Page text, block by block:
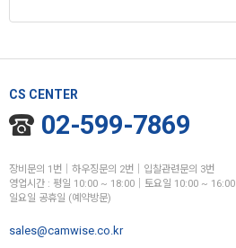
CS CENTER
02-599-7869
장비문의 1번│하우징문의 2번│입찰관련문의 3번
영업시간 : 평일 10:00 ~ 18:00│토요일 10:00 ~ 16:00
일요일 공휴일 (예약방문)
sales@camwise.co.kr